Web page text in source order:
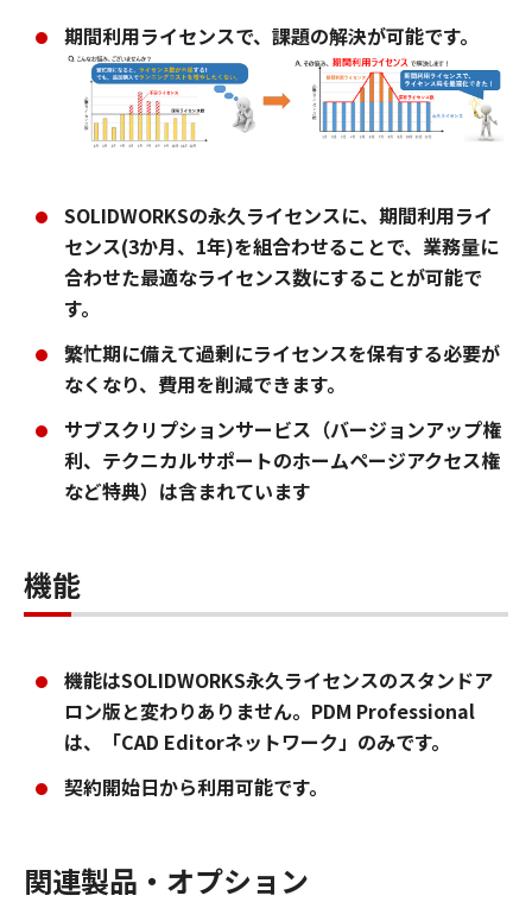
期間利用ライセンスで、課題の解決が可能です。
SOLIDWORKSの永久ライセンスに、期間利用ライ
センス(3か月、1年)を組合わせることで、業務量に
合わせた最適なライセンス数にすることが可能で
す。
繁忙期に備えて過剰にライセンスを保有する必要が
なくなり、費用を削減できます。
サブスクリプションサービス（バージョンアップ権
利、テクニカルサポートのホームページアクセス権
など特典）は含まれています
機能
機能はSOLIDWORKS永久ライセンスのスタンドア
ロン版と変わりありません。PDM Professional
は、「CAD Editorネットワーク」のみです。
契約開始日から利用可能です。
関連製品・オプション